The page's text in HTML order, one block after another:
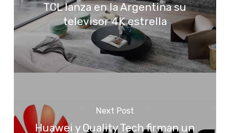
TCL lanza en la Argentina su
televisor 4K estrella
Next Post
Huawei y Quality Tech firman un